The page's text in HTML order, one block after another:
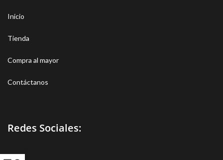
Inicio
Tienda
Compra al mayor
Contáctanos
Redes Sociales: